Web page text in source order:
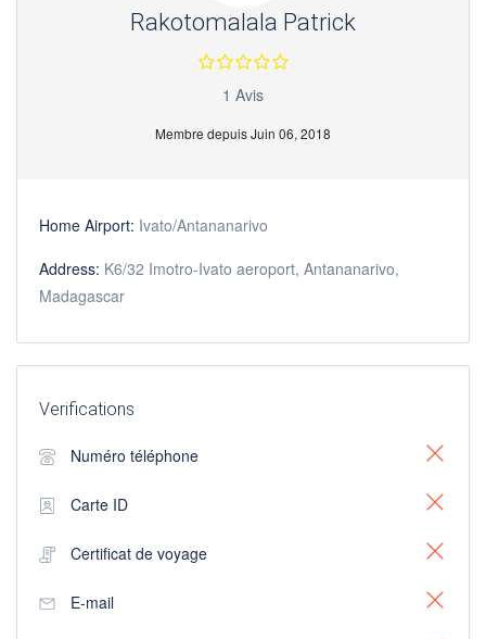
Rakotomalala Patrick
1 Avis
Membre depuis Juin 06, 2018
Home Airport: Ivato/Antananarivo
Address: K6/32 Imotro-Ivato aeroport, Antananarivo,
Madagascar
Verifications
Numéro téléphone
Carte ID
Certificat de voyage
E-mail